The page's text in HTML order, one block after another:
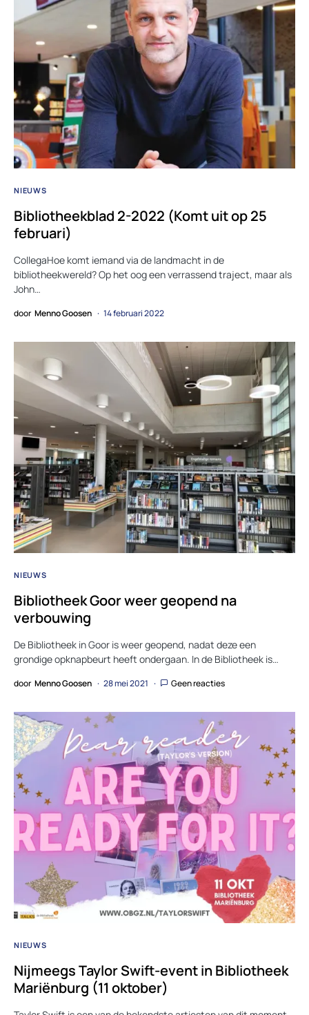
NIEUWS
Bibliotheekblad 2-2022 (Komt uit op 25
februari)
CollegaHoe komt iemand via de landmacht in de
bibliotheekwereld? Op het oog een verrassend traject, maar als
John…
door Menno Goosen 14 februari 2022
NIEUWS
Bibliotheek Goor weer geopend na
verbouwing
De Bibliotheek in Goor is weer geopend, nadat deze een
grondige opknapbeurt heeft ondergaan. In de Bibliotheek is…
door Menno Goosen 28 mei 2021 Geen reacties
NIEUWS
Nijmeegs Taylor Swift-event in Bibliotheek
Mariënburg (11 oktober)